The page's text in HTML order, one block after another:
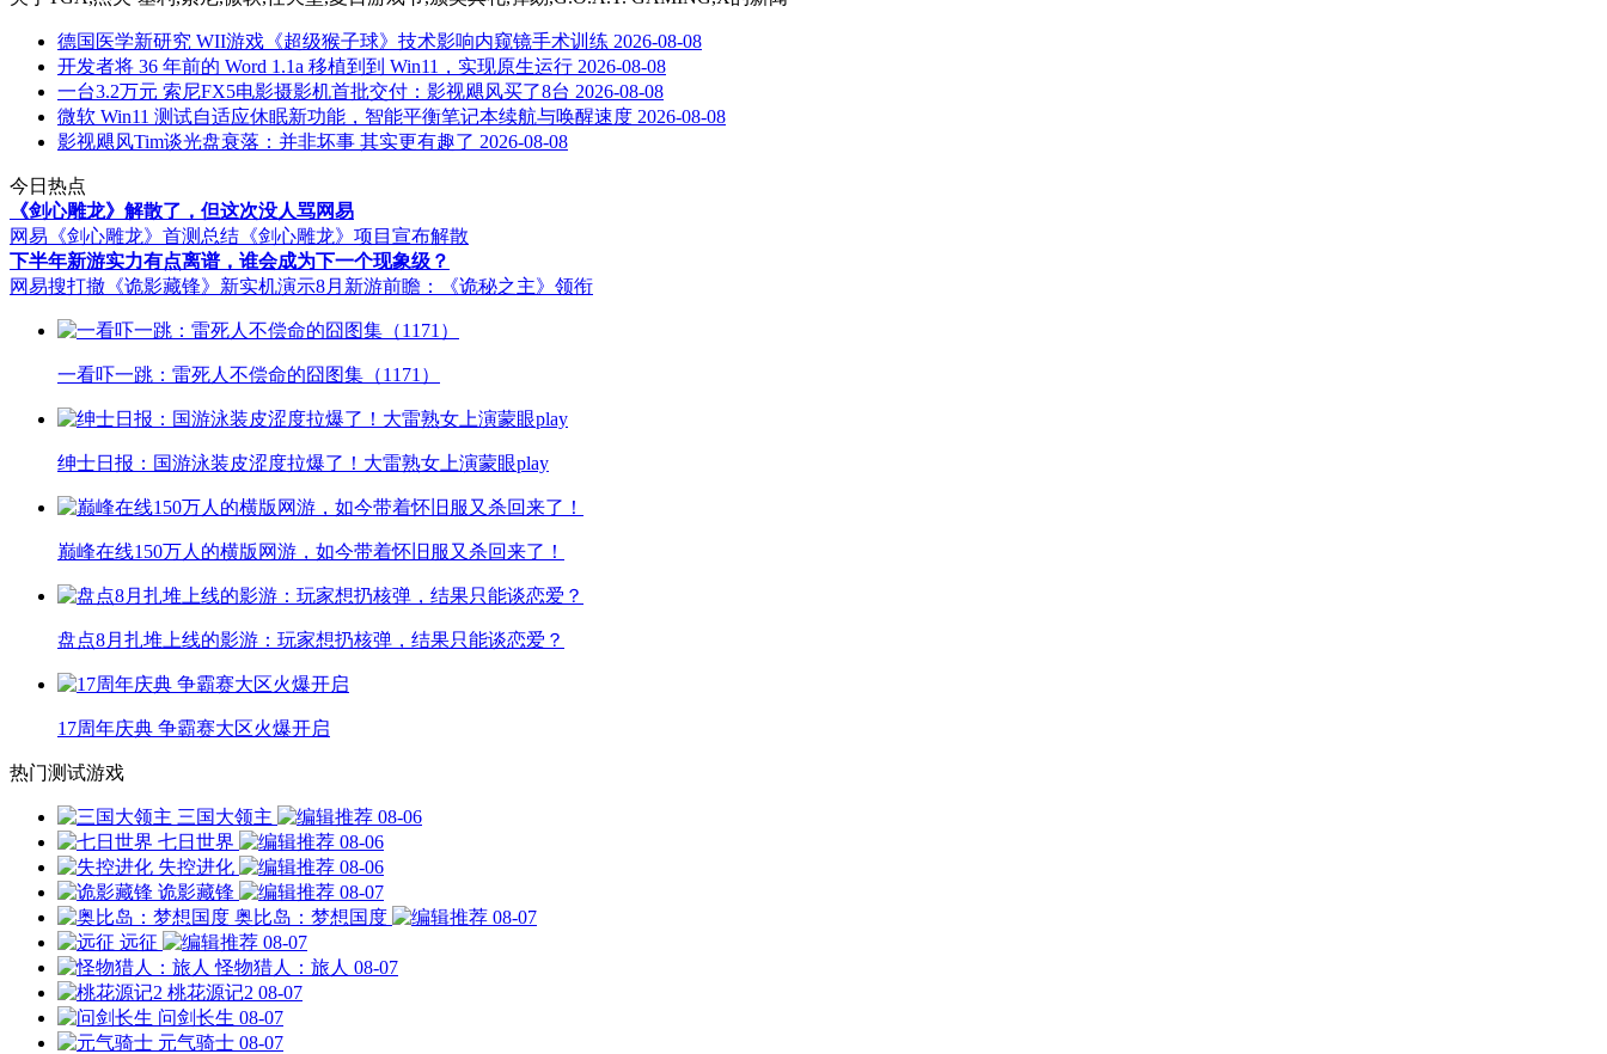
德国医学新研究 WII游戏《超级猴子球》技术影响内窥镜手术训练 2026-08-08
开发者将 36 年前的 Word 1.1a 移植到到 Win11，实现原生运行 2026-08-08
一台3.2万元 索尼FX5电影摄影机首批交付：影视飓风买了8台 2026-08-08
微软 Win11 测试自适应休眠新功能，智能平衡笔记本续航与唤醒速度 2026-08-08
影视飓风Tim谈光盘衰落：并非坏事 其实更有趣了 2026-08-08
今日热点
《剑心雕龙》解散了，但这次没人骂网易
网易《剑心雕龙》首测总结 《剑心雕龙》项目宣布解散
下半年新游实力有点离谱，谁会成为下一个现象级？
网易搜打撤《诡影藏锋》新实机演示8月新游前瞻：《诡秘之主》领衔
一看吓一跳：雷死人不偿命的囧图集（1171）
绅士日报：国游泳装皮涩度拉爆了！大雷熟女上演蒙眼play
巅峰在线150万人的横版网游，如今带着怀旧服又杀回来了！
盘点8月扎堆上线的影游：玩家想扔核弹，结果只能谈恋爱？
17周年庆典 争霸赛大区火爆开启
热门测试游戏
三国大领主
08-06
七日世界
08-06
失控进化
08-06
诡影藏锋
08-07
奥比岛：梦想国度
08-07
远征
08-07
怪物猎人：旅人 08-07
桃花源记2 08-07
问剑长生 08-07
元气骑士 08-07